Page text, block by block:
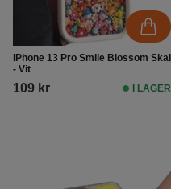
iPhone 13 Pro Smile Blossom Skal
- Vit
109 kr I LAGER